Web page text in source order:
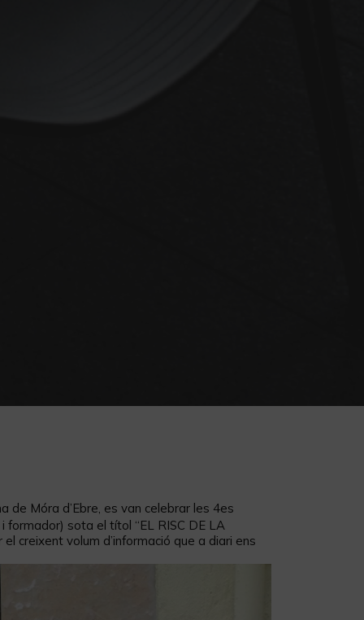
Móra d’Ebre, es van celebrar les 4es
formador) sota el títol “EL RISC DE LA
creixent volum d’informació que a diari ens